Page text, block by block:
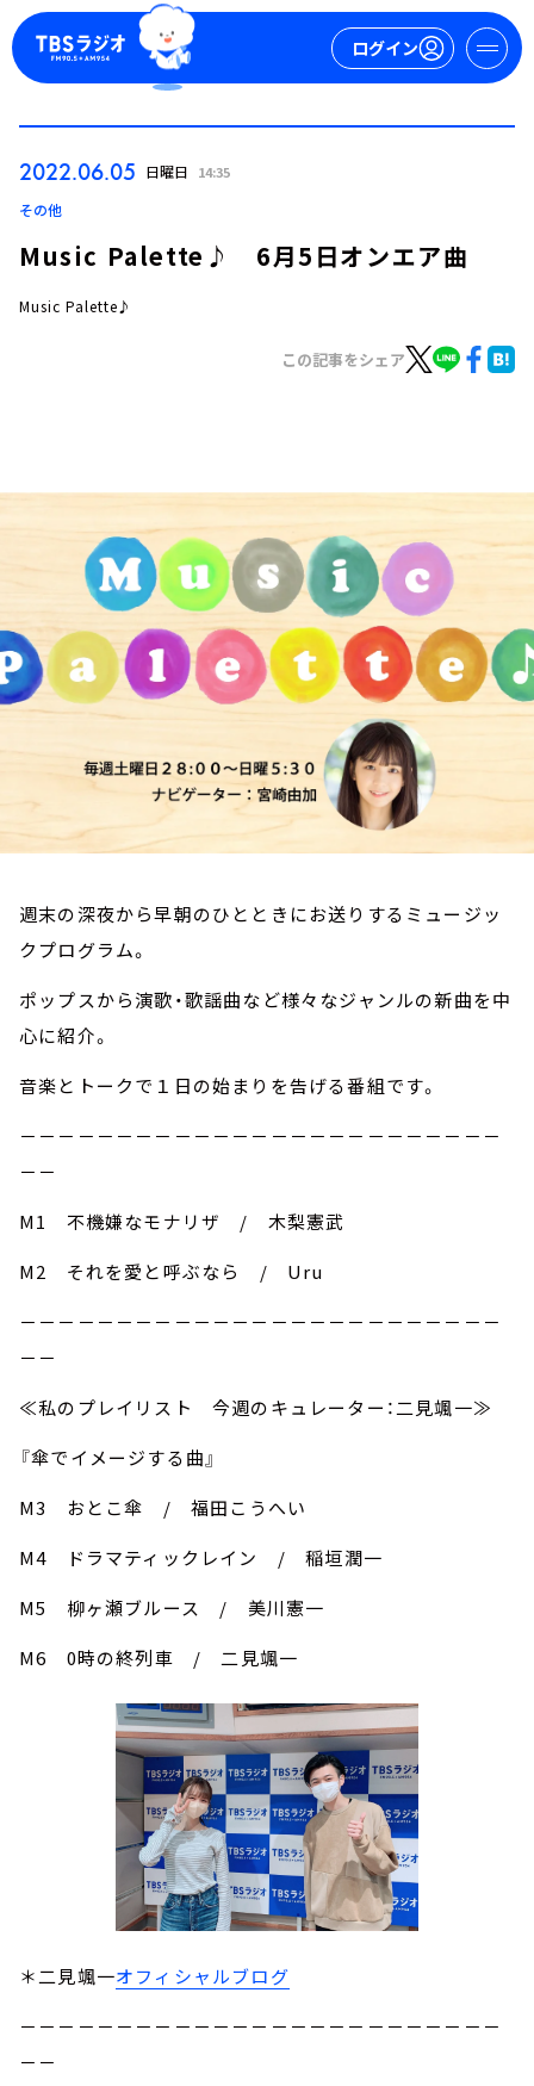
ログイン
トピックス
お知らせ
イベント・グッズ
YouTube
会社情報
2022.06.05 日曜日 14:35
その他
Music Palette♪ 6月5日オンエア曲
Music Palette♪
この記事をシェア
週末の深夜から早朝のひとときにお送りするミュージッ
クプログラム。
ポップスから演歌・歌謡曲など様々なジャンルの新曲を中
心に紹介。
音楽とトークで１日の始まりを告げる番組です。
－－－－－－－－－－－－－－－－－－－－－－－－－
－－
M1 不機嫌なモナリザ / 木梨憲武
M2 それを愛と呼ぶなら / Uru
－－－－－－－－－－－－－－－－－－－－－－－－－
－－
≪私のプレイリスト 今週のキュレーター：二見颯一≫
『傘でイメージする曲』
M3 おとこ傘 / 福田こうへい
M4 ドラマティックレイン / 稲垣潤一
M5 柳ヶ瀬ブルース / 美川憲一
M6 0時の終列車 / 二見颯一
＊二見颯一オフィシャルブログ
－－－－－－－－－－－－－－－－－－－－－－－－－
－－